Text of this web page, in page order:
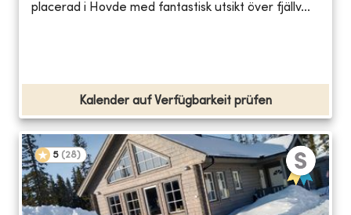
placerad i Hovde med fantastisk utsikt över fjällv...
Kalender auf Verfügbarkeit prüfen
5 (28)